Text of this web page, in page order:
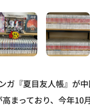
ガ『夏目友人帳』が中
まっており、今年